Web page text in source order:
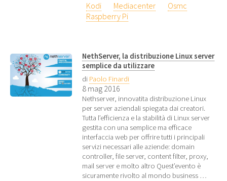
Kodi Mediacenter
Osmc
Raspberry Pi
NethServer, la distribuzione Linux server
semplice da utilizzare
di Paolo Finardi
8 mag 2016
Nethserver, innovatita distribuzione Linux
per server aziendali spiegata dai creatori.
Tutta l’efficienza e la stabilità di Linux server
gestita con una semplice ma efficace
interfaccia web per offrire tutti i principali
servizi necessari alle aziende: domain
controller, file server, content filter, proxy,
mail server e molto altro Quest’evento è
sicuramente rivolto al mondo business …